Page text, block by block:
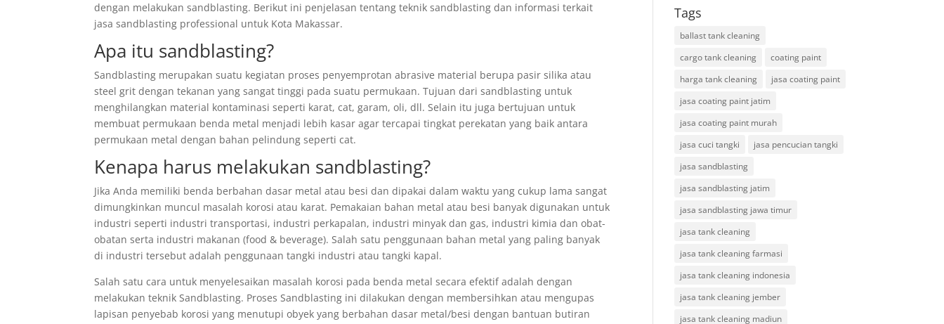
dengan melakukan sandblasting. Berikut ini penjelasan tentang teknik sandblasting dan informasi terkait
jasa sandblasting professional untuk Kota Makassar.
Apa itu sandblasting?
Sandblasting merupakan suatu kegiatan proses penyemprotan abrasive material berupa pasir silika atau
steel grit dengan tekanan yang sangat tinggi pada suatu permukaan. Tujuan dari sandblasting untuk
menghilangkan material kontaminasi seperti karat, cat, garam, oli, dll. Selain itu juga bertujuan untuk
membuat permukaan benda metal menjadi lebih kasar agar tercapai tingkat perekatan yang baik antara
permukaan metal dengan bahan pelindung seperti cat.
Kenapa harus melakukan sandblasting?
Jika Anda memiliki benda berbahan dasar metal atau besi dan dipakai dalam waktu yang cukup lama sangat
dimungkinkan muncul masalah korosi atau karat. Pemakaian bahan metal atau besi banyak digunakan untuk
industri seperti industri transportasi, industri perkapalan, industri minyak dan gas, industri kimia dan obat-
obatan serta industri makanan (food & beverage). Salah satu penggunaan bahan metal yang paling banyak
di industri tersebut adalah penggunaan tangki industri atau tangki kapal.
Salah satu cara untuk menyelesaikan masalah korosi pada benda metal secara efektif adalah dengan
melakukan teknik Sandblasting. Proses Sandblasting ini dilakukan dengan membersihkan atau mengupas
lapisan penyebab korosi yang menutupi obyek yang berbahan dasar metal/besi dengan bantuan butiran
Tags
ballast tank cleaning
cargo tank cleaning
coating paint
harga tank cleaning
jasa coating paint
jasa coating paint jatim
jasa coating paint murah
jasa cuci tangki
jasa pencucian tangki
jasa sandblasting
jasa sandblasting jatim
jasa sandblasting jawa timur
jasa tank cleaning
jasa tank cleaning farmasi
jasa tank cleaning indonesia
jasa tank cleaning jember
jasa tank cleaning madiun